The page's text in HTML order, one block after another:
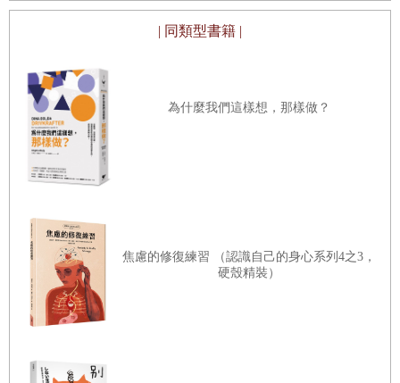
儘管這樣太明目張膽，我還是讓德瑞克陪我走到車子，司機在車裡等
我（當然，司機就是湯米的眼線）。和他在一起的時候才感覺活著。
的身材和走路的姿勢，在他旁邊覺得自己很嬌小。那是截然不同的體
驗，在人行道散步兩分鐘比走上千條紅毯更令我感到興奮。那才是真
實的瞬間。我信步走在紐約街道上，深夜悶熱的微風吹撫我的頭髮，
讓精緻的針織洋裝貼在我身上。真的感覺很棒，無拘無束。
那晚我並沒有「精神崩潰」，我是被原本該讓我心靈完整的人搞到崩
潰的。我知道附近有個當地稱為「水療中心」的地方，我問警察能不
能帶我去。他們答應了。雖然不熟悉那裡的服務品質或評價，但我想
照顧。經歷這麼多，我非常擔心自己的身體狀況，我知道自己需要從
| 同類型書籍 |
為什麼我們這樣想，那樣做？
焦慮的修復練習 （認識自己的身心系列4之3，
硬殼精裝）